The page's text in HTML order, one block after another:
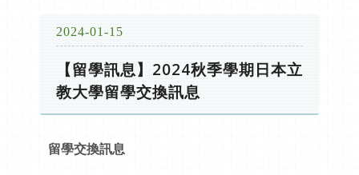
2024-01-15
【留學訊息】2024秋季學期日本立
教大學留學交換訊息
留學交換訊息